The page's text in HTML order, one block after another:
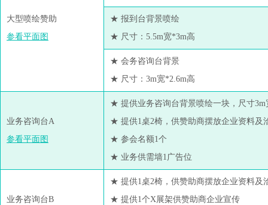
大型喷绘赞助
参看平面图
★ 报到台背景喷绘
★ 尺寸：5.5m宽*3m高
★ 会务咨询台背景
★ 尺寸：3m宽*2.6m高
业务咨询台A
参看平面图
★ 提供业务咨询台背景喷绘一块，尺寸3m
★ 提供1桌2椅，供赞助商摆放企业资料及
★ 参会名额1个
★ 业务供需墙1广告位
业务咨询台B
★ 提供1桌2椅，供赞助商摆放企业资料及
★ 提供1个X展架供赞助商企业宣传